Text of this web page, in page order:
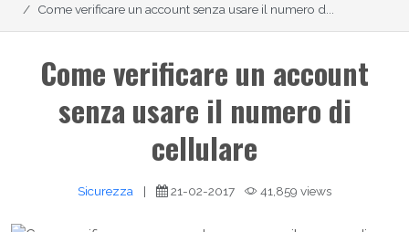
Come verificare un account senza usare il numero d...
Come verificare un account
senza usare il numero di
cellulare
Sicurezza | 21-02-2017 41,859 views